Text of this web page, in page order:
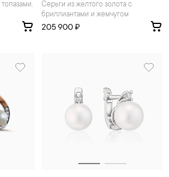
Серьги из желтого золота с
бриллиантами и жемчугом
205 900 ₽